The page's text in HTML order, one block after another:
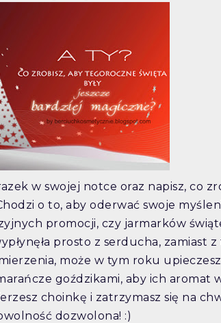
w swojej notce oraz napisz, co
o to, aby oderwać swoje
promocji, czy jarmarków
prosto z serducha, zamiast
może w tym roku
goździkami, aby ich aromat
choinkę i zatrzymasz się na
dozwolona! :)